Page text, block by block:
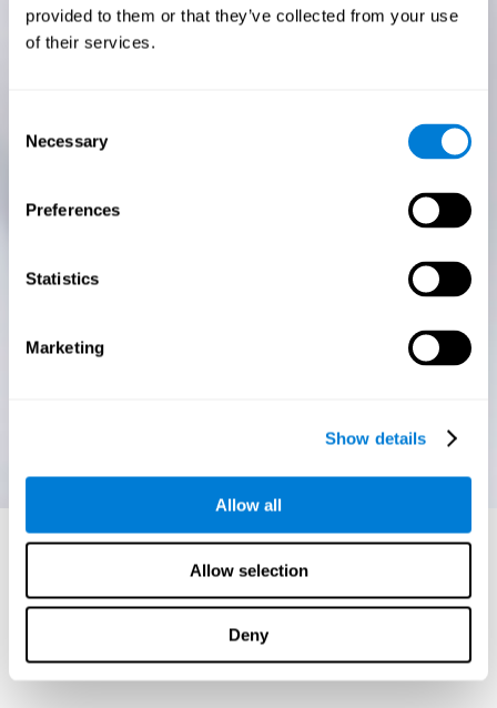
provided to them or that they’ve collected from your use
of their services.
Selection
Necessary
Preferences
Statistics
Marketing
Show details
Allow all
Allow selection
Deny